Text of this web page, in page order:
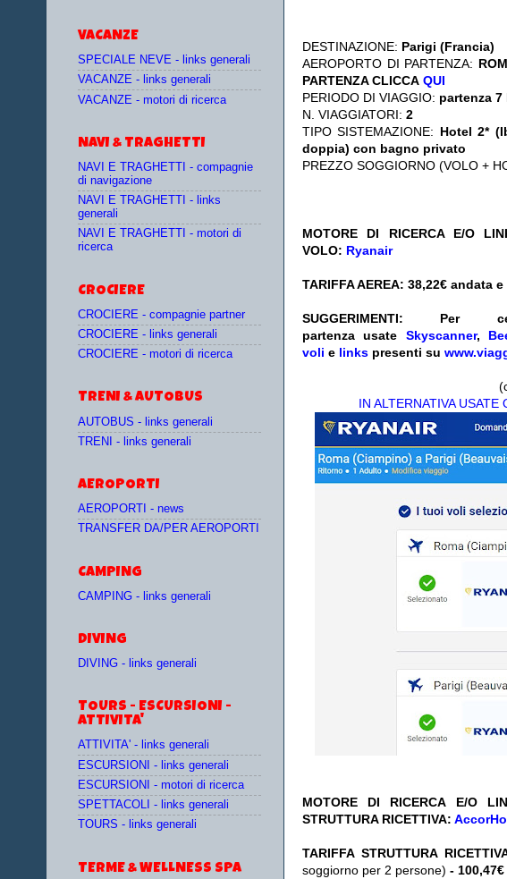
DESTINAZIONE: Parigi (Francia)
AEROPORTO DI PARTENZA:
PARTENZA CLICCA QUI
PERIODO DI VIAGGIO: partenza 7
N. VIAGGIATORI: 2
TIPO SISTEMAZIONE: Hotel 2*
doppia) con bagno privato
PREZZO SOGGIORNO (VOLO +
MOTORE DI RICERCA E/O
VOLO: Ryanair
TARIFFA AEREA: 38,22€ andata
SUGGERIMENTI:
partenza usate Skyscanner,
voli e links presenti su
IN ALTERNATIVA
MOTORE DI RICERCA E/O
STRUTTURA RICETTIVA:
TARIFFA STRUTTURA
soggiorno per 2 persone) -
VACANZE
SPECIALE NEVE - links generali
VACANZE - links generali
VACANZE - motori di ricerca
NAVI & TRAGHETTI
NAVI E TRAGHETTI - compagnie
di navigazione
NAVI E TRAGHETTI - links
generali
NAVI E TRAGHETTI - motori di
ricerca
CROCIERE
CROCIERE - compagnie partner
CROCIERE - links generali
CROCIERE - motori di ricerca
TRENI & AUTOBUS
AUTOBUS - links generali
TRENI - links generali
AEROPORTI
AEROPORTI - news
TRANSFER DA/PER AEROPORTI
CAMPING
CAMPING - links generali
DIVING
DIVING - links generali
TOURS - ESCURSIONI -
ATTIVITA'
ATTIVITA' - links generali
ESCURSIONI - links generali
ESCURSIONI - motori di ricerca
SPETTACOLI - links generali
TOURS - links generali
TERME & WELLNESS SPA